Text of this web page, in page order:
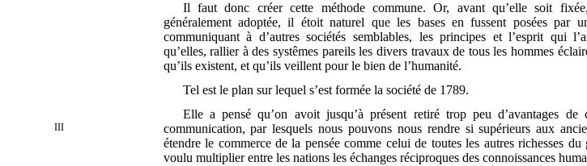
Il faut donc créer cette méthode commune. Or, avant qu’elle soit
généralement adoptée, il étoit naturel que les bases en fussent posées par
communiquant à d’autres sociétés semblables, les principes et l’esprit qui
qu’elles, rallier à des systêmes pareils les divers travaux de tous les hommes
qu’ils existent, et qu’ils veillent pour le bien de l’humanité.
Tel est le plan sur lequel s’est formée la société de 1789.
Elle a pensé qu’on avoit jusqu’à présent retiré trop peu d’avantages de
communication, par lesquels nous pouvons nous
III
rendre si supérieurs aux
étendre le commerce de la pensée comme celui de toutes les autres richesses
voulu multiplier entre les nations les échanges réciproques des connoissances